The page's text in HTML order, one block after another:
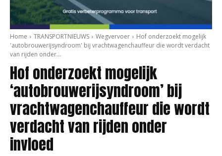
Home TRANSPORTNIEUWS Wegvervoer
Hof onderzoekt mogelijk
'autobrouwerijsyndroom' bij vrachtwagenchauffeur die wordt verdacht
van rijden onder...
Hof onderzoekt mogelijk
‘autobrouwerijsyndroom’ bij
vrachtwagenchauffeur die wordt
verdacht van rijden onder
invloed